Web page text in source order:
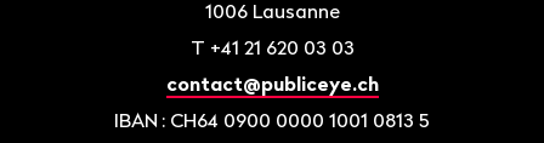
1006 Lausanne
T +41 21 620 03 03
contact@publiceye.ch
IBAN : CH64 0900 0000 1001 0813 5